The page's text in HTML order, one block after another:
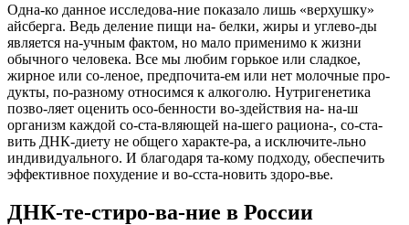
Одна-ко данное исследова-ние показало лишь «верхушку»
айсберга. Ведь деление пищи на- белки, жиры и углево-ды
является на-учным фактом, но мало применимо к жизни
обычного человека. Все мы любим горькое или сладкое,
жирное или со-леное, предпочита-ем или нет молочные про-
дукты, по-разному относимся к алкоголю. Нутригенетика
позво-ляет оценить осо-бенности во-здействия на- на-ш
организм каждой со-ста-вляющей на-шего рациона-, со-ста-
вить ДНК-диету не общего характе-ра, а исключите-льно
индивидуального. И благодаря та-кому подходу, обеспечить
эффективное похудение и во-сста-новить здоро-вье.
ДНК-те-стиро-ва-ние в России